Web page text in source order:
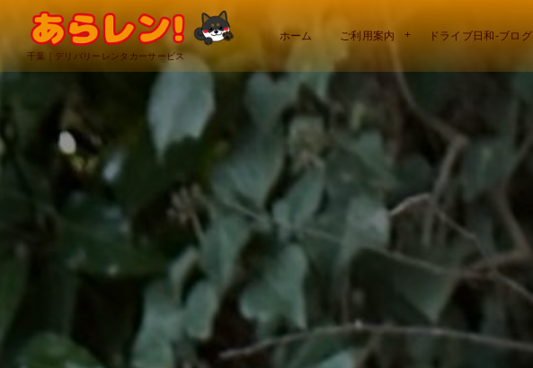
千葉｜デリバリーレンタカーサービス
ホーム ご利用案内 ドライブ日和-ブログ